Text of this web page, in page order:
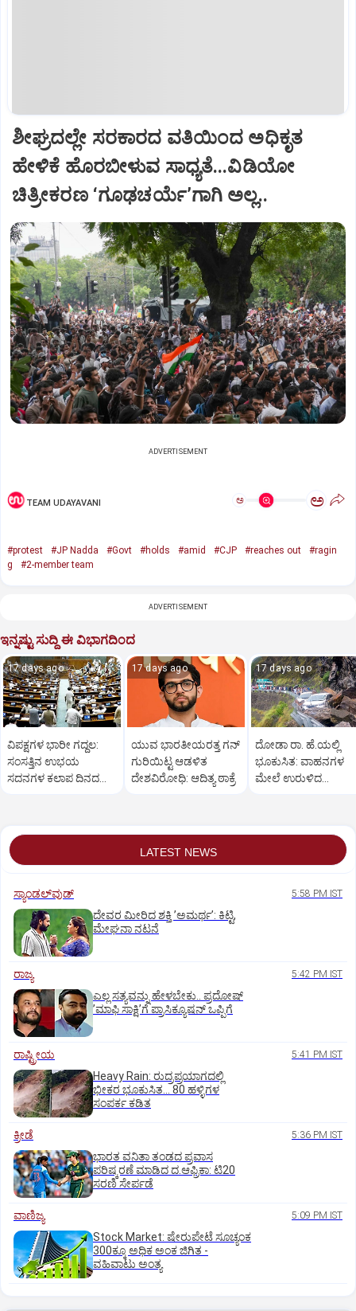
ಶೀಘ್ರದಲ್ಲೇ ಸರಕಾರದ ವತಿಯಿಂದ ಅಧಿಕೃತ
ಹೇಳಿಕೆ ಹೊರಬೀಳುವ ಸಾಧ್ಯತೆ...ವಿಡಿಯೋ
ಚಿತ್ರೀಕರಣ ‘ಗೂಢಚರ್ಯೆ’ಗಾಗಿ ಅಲ್ಲ..
ADVERTISEMENT
TEAM UDAYAVANI ಅ ಅ
#protest #JP Nadda #Govt #holds #amid #CJP #reaches out
#ragin
g
#2-member team
ADVERTISEMENT
ಇನ್ನಷ್ಟು ಸುದ್ದಿ ಈ ವಿಭಾಗದಿಂದ
17 days ago
ವಿಪಕ್ಷಗಳ ಭಾರೀ ಗದ್ದಲ:
ಸಂಸತ್ತಿನ ಉಭಯ
ಸದನಗಳ ಕಲಾಪ ದಿನದ
17 days ago
ಯುವ ಭಾರತೀಯರತ್ತ ಗನ್
ಗುರಿಯಿಟ್ಟ ಆಡಳಿತ
ದೇಶವಿರೋಧಿ: ಆದಿತ್ಯ ಠಾಕ್ರೆ
17 days ago
ದೋಡಾ ರಾ. ಹೆ.ಯಲ್ಲಿ
ಭೂಕುಸಿತ: ವಾಹನಗಳ
ಮೇಲೆ ಉರುಳಿದ
LATEST NEWS
ಸ್ಯಾಂಡಲ್‌ವುಡ್‌ 5:58 PM IST
ದೇವರ ಮೀರಿದ ಶಕ್ತಿ ʼಅಮರ್ಥʼ: ಕಿಟ್ಟಿ,
ಮೇಘನಾ ನಟನೆ
ರಾಜ್ಯ 5:42 PM IST
ಎಲ್ಲ ಸತ್ಯವನ್ನು ಹೇಳಬೇಕು.. ಪ್ರದೋಷ್‌
ʼಮಾಫಿ ಸಾಕ್ಷಿʼಗೆ ಪ್ರಾಸಿಕ್ಯೂಷನ್ ಒಪ್ಪಿಗೆ
ರಾಷ್ಟ್ರೀಯ 5:41 PM IST
Heavy Rain: ರುದ್ರಪ್ರಯಾಗದಲ್ಲಿ
ಭೀಕರ ಭೂಕುಸಿತ... 80 ಹಳ್ಳಿಗಳ
ಸಂಪರ್ಕ ಕಡಿತ
ಕ್ರೀಡೆ 5:36 PM IST
ಭಾರತ ವನಿತಾ ತಂಡದ ಪ್ರವಾಸ
ಪರಿಷ್ಕರಣೆ ಮಾಡಿದ ದ.ಆಫ್ರಿಕಾ: ಟಿ20
ಸರಣಿ ಸೇರ್ಪಡೆ
ವಾಣಿಜ್ಯ 5:09 PM IST
Stock Market: ಷೇರುಪೇಟೆ ಸೂಚ್ಯಂಕ
300ಕ್ಕೂ ಅಧಿಕ ಅಂಕ ಜಿಗಿತ -
ವಹಿವಾಟು ಅಂತ್ಯ